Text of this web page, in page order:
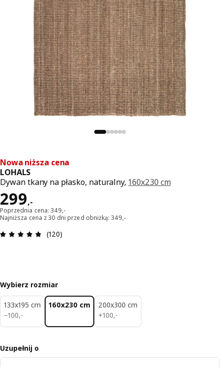
Nowa niższa cena
LOHALS
Dywan tkany na płasko, naturalny, 160x230 cm
299,-
Cena 299,-
Poprzednia cena: 349,-
Najniższa cena z 30 dni przed obniżką: 349,-
Opinia: 4.8 na 5 gwiazdki. Recenzje ogółem: 120
(120)
Wybierz rozmiar
133x195 cm
−100,-
100,-
160x230 cm
200x300 cm
+100,-
100,-
Uzupełnij o